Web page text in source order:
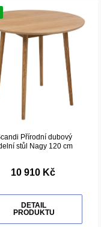
Přírodní dubový
stůl Nagy 120 cm
10 910 Kč
DETAIL
PRODUKTU